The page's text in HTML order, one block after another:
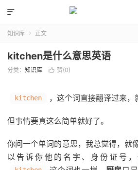

知识库  正文
kitchen是什么意思英语
分类： 知识库  赞(0)
kitchen ，这个词直接翻译过来，
但事情要真这么简单就好了。
你问一个单词的意思，我总觉得，就
以告诉你他的名字、身份证号，